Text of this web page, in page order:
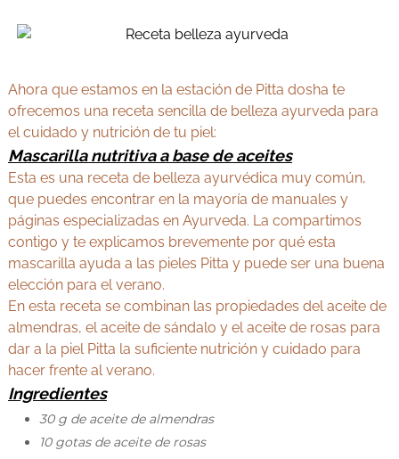
Ahora que estamos en la estación de Pitta dosha te
ofrecemos una receta sencilla de belleza ayurveda para
el cuidado y nutrición de tu piel:
Mascarilla nutritiva a base de aceites
Esta es una receta de belleza ayurvédica muy común,
que puedes encontrar en la mayoría de manuales y
páginas especializadas en Ayurveda. La compartimos
contigo y te explicamos brevemente por qué esta
mascarilla ayuda a las pieles Pitta y puede ser una buena
elección para el verano.
En esta receta se combinan las propiedades del aceite de
almendras, el aceite de sándalo y el aceite de rosas para
dar a la piel Pitta la suficiente nutrición y cuidado para
hacer frente al verano.
Ingredientes
30 g de aceite de almendras
10 gotas de aceite de rosas